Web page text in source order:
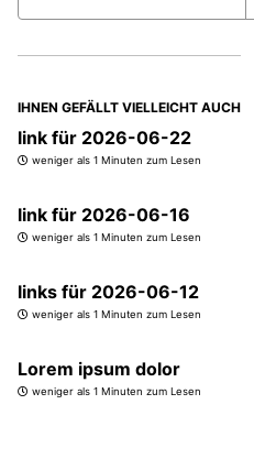
IHNEN GEFÄLLT VIELLEICHT AUCH
link für 2026-06-22
weniger als 1 Minuten zum Lesen
link für 2026-06-16
weniger als 1 Minuten zum Lesen
links für 2026-06-12
weniger als 1 Minuten zum Lesen
Lorem ipsum dolor
weniger als 1 Minuten zum Lesen